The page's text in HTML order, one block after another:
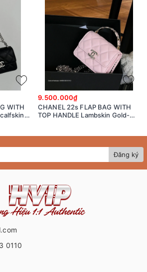
WITH
9.500.000₫
CHANEL 22s FLAP BAG WITH
TOP HANDLE Lambskin Gold-
Đăng ký
0110